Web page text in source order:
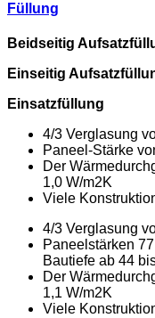
Füllung
Beidseitig
Einseitig
Einsatzfüllung
4/3 Verglasung
Paneel-Stärke
Der
1,0 W/m2K
Viele
4/3 Verglasung
Paneelstärken
Bautiefe ab 44
Der
1,1 W/m2K
Viele